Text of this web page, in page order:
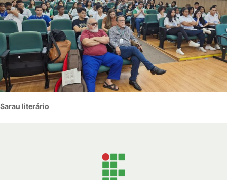
Sarau literário